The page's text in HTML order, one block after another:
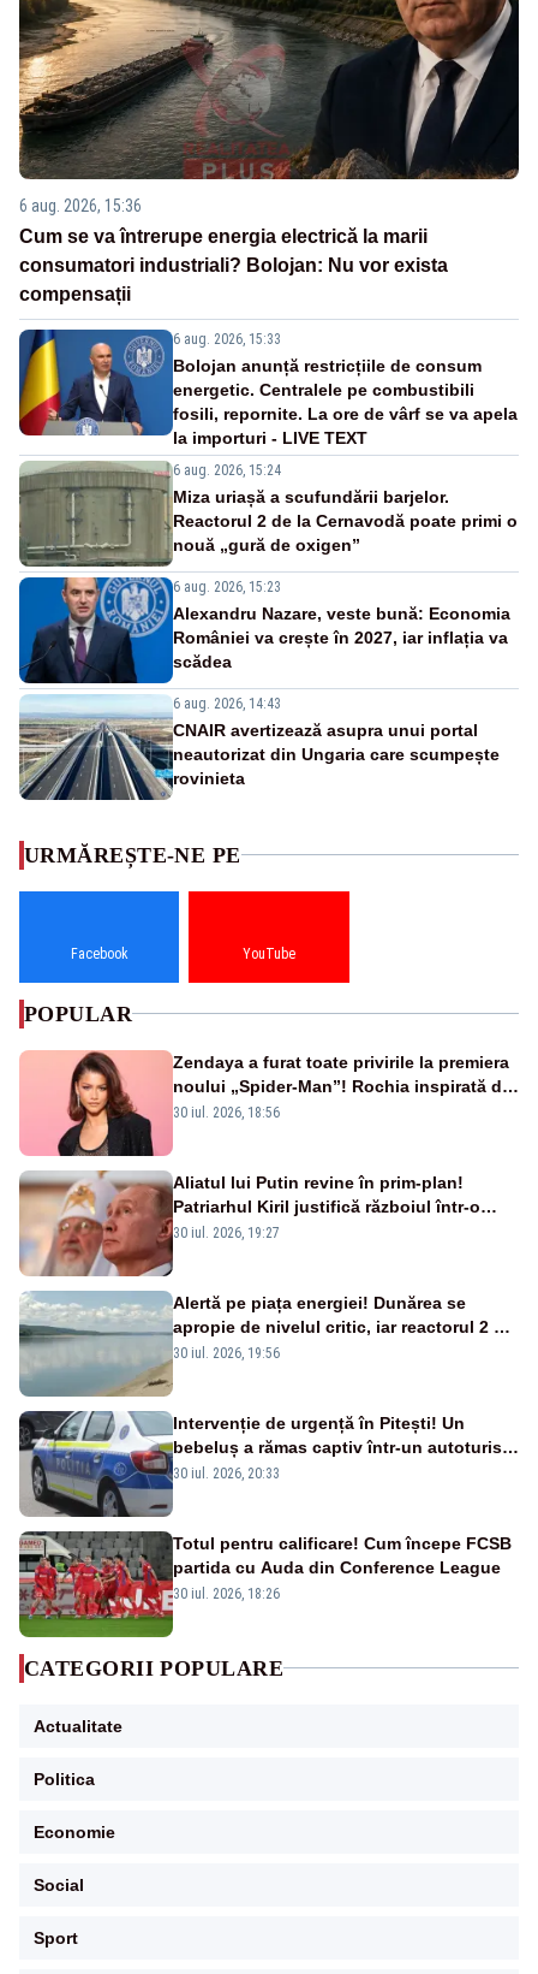
6 aug. 2026, 15:36
Cum se va întrerupe energia electrică la marii
consumatori industriali? Bolojan: Nu vor exista
compensații
6 aug. 2026, 15:33
Bolojan anunță restricțiile de consum
energetic. Centralele pe combustibili
fosili, repornite. La ore de vârf se va apela
la importuri - LIVE TEXT
6 aug. 2026, 15:24
Miza uriașă a scufundării barjelor.
Reactorul 2 de la Cernavodă poate primi o
nouă „gură de oxigen”
6 aug. 2026, 15:23
Alexandru Nazare, veste bună: Economia
României va crește în 2027, iar inflația va
scădea
6 aug. 2026, 14:43
CNAIR avertizează asupra unui portal
neautorizat din Ungaria care scumpește
rovinieta
URMĂREȘTE-NE PE
Facebook YouTube
POPULAR
Zendaya a furat toate privirile la premiera
noului „Spider-Man”! Rochia inspirată de
pânza de păianjen a făcut senzație
30 iul. 2026, 18:56
Aliatul lui Putin revine în prim-plan!
Patriarhul Kiril justifică războiul într-o
nouă carte
30 iul. 2026, 19:27
Alertă pe piața energiei! Dunărea se
apropie de nivelul critic, iar reactorul 2 de
la Cernavodă ar putea fi oprit
30 iul. 2026, 19:56
Intervenție de urgență în Pitești! Un
bebeluș a rămas captiv într-un autoturism
din cauza unei defecțiuni
30 iul. 2026, 20:33
Totul pentru calificare! Cum începe FCSB
partida cu Auda din Conference League
30 iul. 2026, 18:26
CATEGORII POPULARE
Actualitate
Politica
Economie
Social
Sport